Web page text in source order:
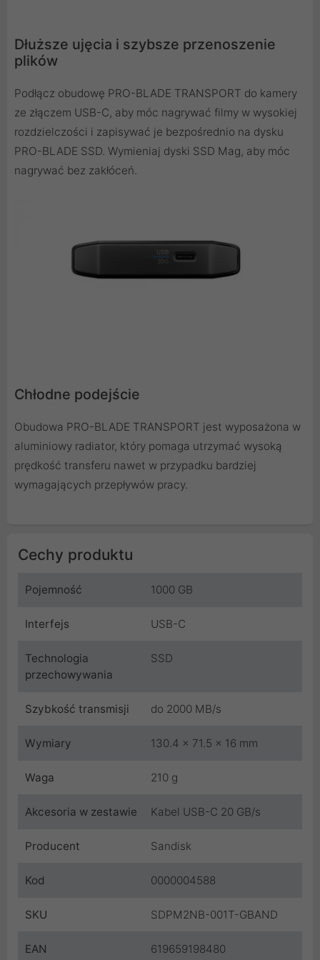
Dłuższe ujęcia i szybsze przenoszenie
plików
Podłącz obudowę PRO-BLADE TRANSPORT do kamery
ze złączem USB-C, aby móc nagrywać filmy w wysokiej
rozdzielczości i zapisywać je bezpośrednio na dysku
PRO-BLADE SSD. Wymieniaj dyski SSD Mag, aby móc
nagrywać bez zakłóceń.
Chłodne podejście
Obudowa PRO-BLADE TRANSPORT jest wyposażona w
aluminiowy radiator, który pomaga utrzymać wysoką
prędkość transferu nawet w przypadku bardziej
wymagających przepływów pracy.
Cechy produktu
Pojemność 1000 GB
Interfejs USB-C
Technologia
przechowywania
SSD
Szybkość transmisji do 2000 MB/s
Wymiary 130.4 x 71.5 x 16 mm
Waga 210 g
Akcesoria w zestawie Kabel USB-C 20 GB/s
Producent Sandisk
Kod 0000004588
SKU SDPM2NB-001T-GBAND
EAN 619659198480